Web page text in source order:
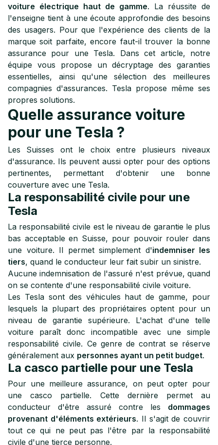
voiture électrique haut de gamme. La réussite de
l'enseigne tient à une écoute approfondie des besoins
des usagers. Pour que l'expérience des clients de la
marque soit parfaite, encore faut-il trouver la bonne
assurance pour une Tesla. Dans cet article, notre
équipe vous propose un décryptage des garanties
essentielles, ainsi qu'une sélection des meilleures
compagnies d'assurances. Tesla propose même ses
propres solutions.
Quelle assurance voiture
pour une Tesla ?
Les Suisses ont le choix entre plusieurs niveaux
d'assurance. Ils peuvent aussi opter pour des options
pertinentes, permettant d'obtenir une bonne
couverture avec une Tesla.
La responsabilité civile pour une
Tesla
La responsabilité civile est le niveau de garantie le plus
bas acceptable en Suisse, pour pouvoir rouler dans
une voiture. Il permet simplement d'indemniser les
tiers, quand le conducteur leur fait subir un sinistre.
Aucune indemnisation de l'assuré n'est prévue, quand
on se contente d'une responsabilité civile voiture.
Les Tesla sont des véhicules haut de gamme, pour
lesquels la plupart des propriétaires optent pour un
niveau de garantie supérieure. L'achat d'une telle
voiture paraît donc incompatible avec une simple
responsabilité civile. Ce genre de contrat se réserve
généralement aux personnes ayant un petit budget.
La casco partielle pour une Tesla
Pour une meilleure assurance, on peut opter pour
une casco partielle. Cette dernière permet au
conducteur d'être assuré contre les dommages
provenant d'éléments extérieurs. Il s'agit de couvrir
tout ce qui ne peut pas l'être par la responsabilité
civile d'une tierce personne.